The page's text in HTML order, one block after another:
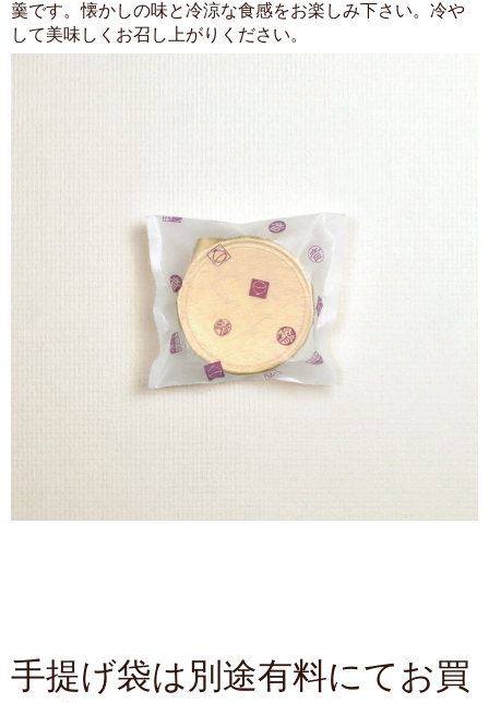
羹です。懐かしの味と冷涼な食感をお楽しみ下さい。冷や
して美味しくお召し上がりください。
手提げ袋は別途有料にてお買